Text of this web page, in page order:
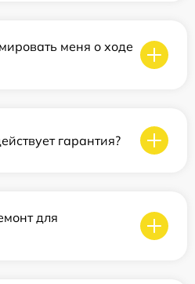
меня о ходе
гарантия?
для